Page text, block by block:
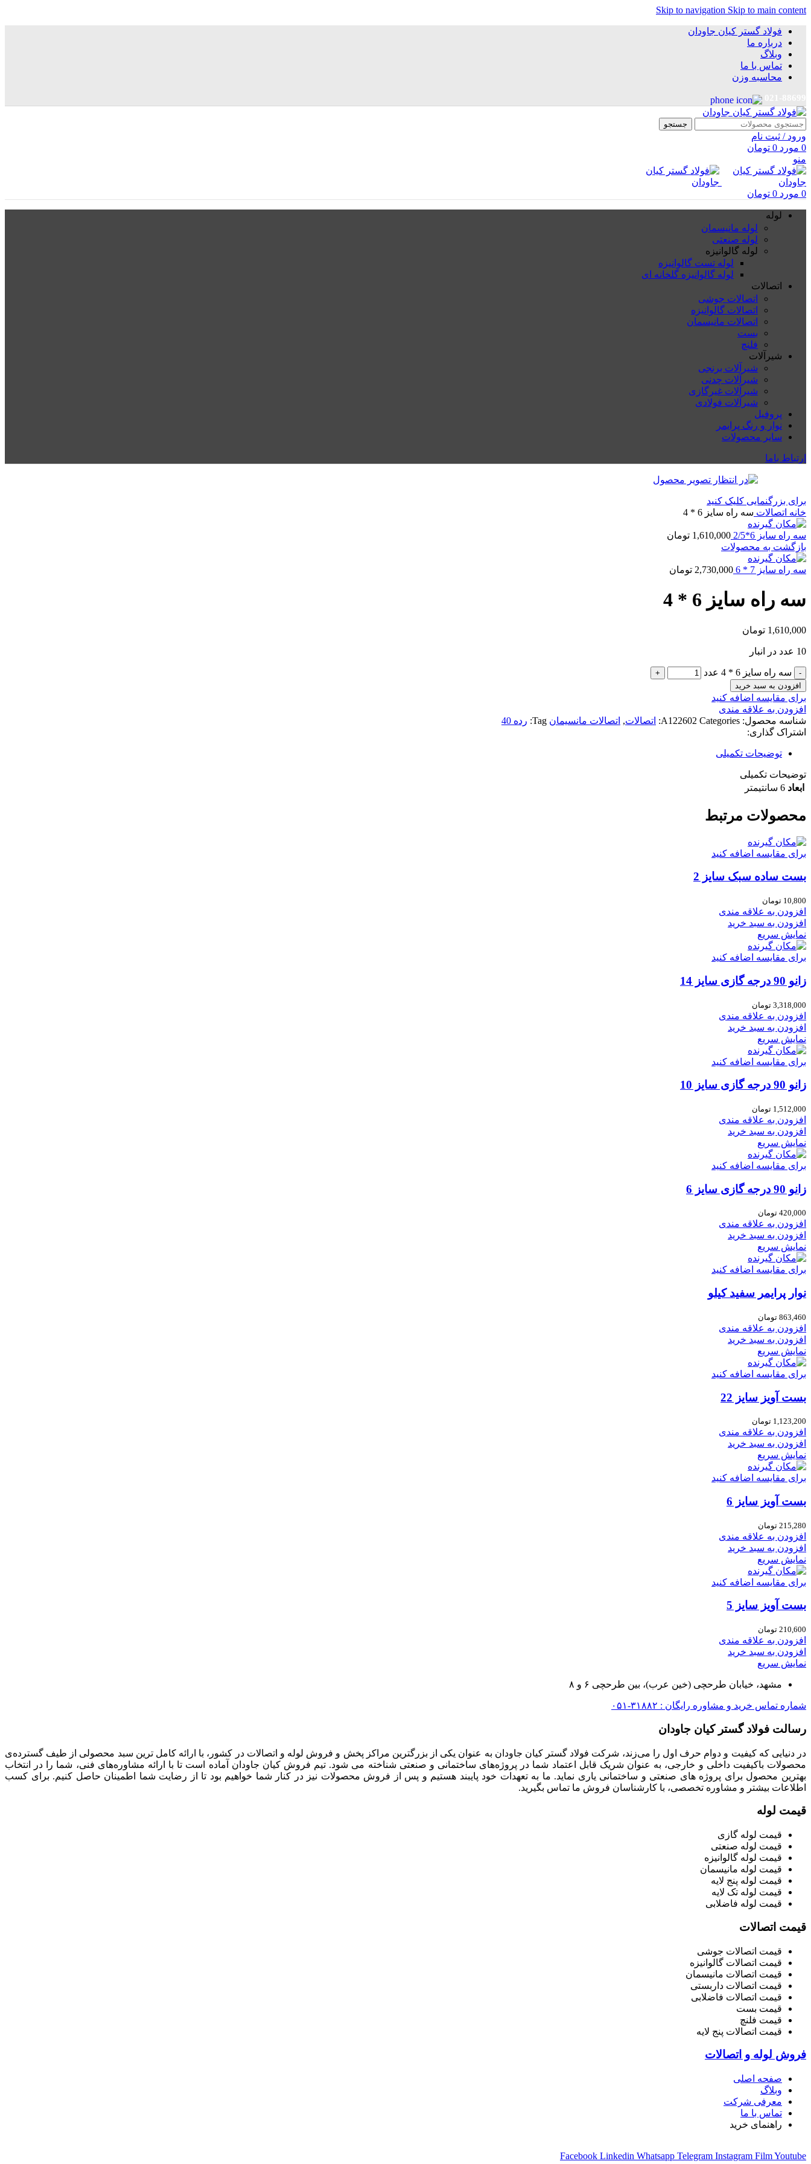
Skip to navigation Skip to main content
فولاد گستر کیان جاودان
درباره ما
وبلاگ
تماس با ما
محاسبه وزن
جستجو
ورود / ثبت نام
0 مورد 0 تومان
منو
0 مورد 0 تومان
لوله
لوله مانیسمان
لوله صنعتی
لوله گالوانیزه
لوله تست گالوانیزه
لوله گالوانیزه گلخانه ای
اتصالات
اتصالات جوشی
اتصالات گالوانیزه
اتصالات مانیسمان
بست
فلنچ
شیرآلات
شیرآلات برنجی
شیرآلات چدنی
شیرآلات غیرگازی
شیرآلات فولادی
پروفیل
نوار و رنگ پرایمر
سایر محصولات
ارتباط باما
برای بزرگنمایی کلیک کنید
خانه اتصالات سه راه سایز 6 * 4
سه راه سایز 6*2/5 1,610,000 تومان
بازگشت به محصولات
سه راه سایز 7 * 6 2,730,000 تومان
سه راه سایز 6 * 4
1,610,000 تومان
10 عدد در انبار
سه راه سایز 6 * 4 عدد
افزودن به سبد خرید
برای مقایسه اضافه کنید
افزودن به علاقه مندی
شناسه محصول:
A122602 Categories: اتصالات, اتصالات مانسیمان Tag: رده 40
اشتراک گذاری:
توضیحات تکمیلی
توضیحات تکمیلی
ابعاد 6 سانتیمتر
محصولات مرتبط
برای مقایسه اضافه کنید
بست ساده سبک سایز 2
10,800 تومان
افزودن به علاقه مندی
افزودن به سبد خرید
نمایش سریع
برای مقایسه اضافه کنید
زانو 90 درجه گازی سایز 14
3,318,000 تومان
افزودن به علاقه مندی
افزودن به سبد خرید
نمایش سریع
برای مقایسه اضافه کنید
زانو 90 درجه گازی سایز 10
1,512,000 تومان
افزودن به علاقه مندی
افزودن به سبد خرید
نمایش سریع
برای مقایسه اضافه کنید
زانو 90 درجه گازی سایز 6
420,000 تومان
افزودن به علاقه مندی
افزودن به سبد خرید
نمایش سریع
برای مقایسه اضافه کنید
نوار پرایمر سفید کیلو
863,460 تومان
افزودن به علاقه مندی
افزودن به سبد خرید
نمایش سریع
برای مقایسه اضافه کنید
بست آویز سایز 22
1,123,200 تومان
افزودن به علاقه مندی
افزودن به سبد خرید
نمایش سریع
برای مقایسه اضافه کنید
بست آویز سایز 6
215,280 تومان
افزودن به علاقه مندی
افزودن به سبد خرید
نمایش سریع
برای مقایسه اضافه کنید
بست آویز سایز 5
210,600 تومان
افزودن به علاقه مندی
افزودن به سبد خرید
نمایش سریع
مشهد، خیابان طرحچی (خین عرب)، بین طرحچی ۶ و ۸
شماره تماس خرید و مشاوره رایگان : ۳۱۸۸۲-۰۵۱
رسالت فولاد گستر کیان جاودان
در دنیایی که کیفیت و دوام حرف اول را می‌زند، شرکت فولاد گستر کیان جاودان به عنوان یکی از بزرگترین مراکز پخش و فروش لوله و اتصالات در کشور، با ارائه کامل ترین سبد محصولی از طیف گسترده‌‌ی
محصولات باکیفیت داخلی و خارجی، به عنوان شریک قابل اعتماد شما در پروژه‌های ساختمانی و صنعتی شناخته می شود. تیم فروش کیان جاودان آماده است تا با ارائه مشاوره‌های فنی، شما را در انتخاب
بهترین محصول برای پروژه های صنعتی و ساختمانی یاری نماید. ما به تعهدات خود پایبند هستیم و پس از فروش محصولات نیز در کنار شما خواهیم بود تا از رضایت شما اطمینان حاصل کنیم. برای کسب
اطلاعات بیشتر و مشاوره تخصصی، با کارشناسان فروش ما تماس بگیرید.
قیمت لوله
قیمت لوله گازی
قیمت لوله صنعتی
قیمت لوله گالوانیزه
قیمت لوله مانیسمان
قیمت لوله پنج لایه
قیمت لوله تک لایه
قیمت لوله فاضلابی
قیمت اتصالات
قیمت اتصالات جوشی
قیمت اتصالات گالوانیزه
قیمت اتصالات مانیسمان
قیمت اتصالات داربستی
قیمت اتصالات فاضلابی
قیمت بست
قیمت فلنچ
قیمت اتصالات پنج لایه
فروش لوله و اتصالات
صفحه اصلی
وبلاگ
معرفی شرکت
تماس با ما
راهنمای خرید
Facebook Linkedin Whatsapp Telegram Instagram FilmYoutube